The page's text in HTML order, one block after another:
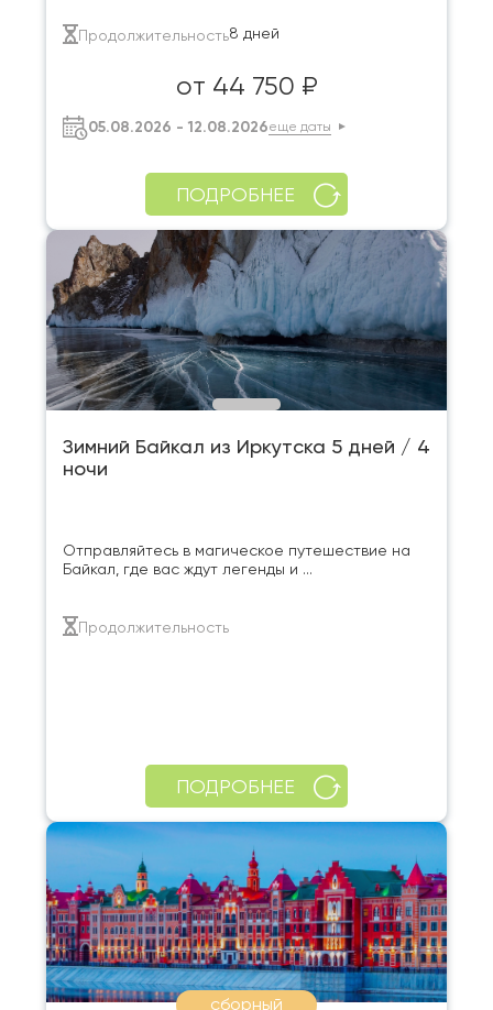
Продолжительность8 дней
от 44 750 ₽
05.08.2026 - 12.08.2026еще даты
ПОДРОБНЕЕ
Зимний Байкал из Иркутска 5 дней / 4
ночи
Отправляйтесь в магическое путешествие на
Байкал, где вас ждут легенды и ...
Продолжительность
ПОДРОБНЕЕ
сборный